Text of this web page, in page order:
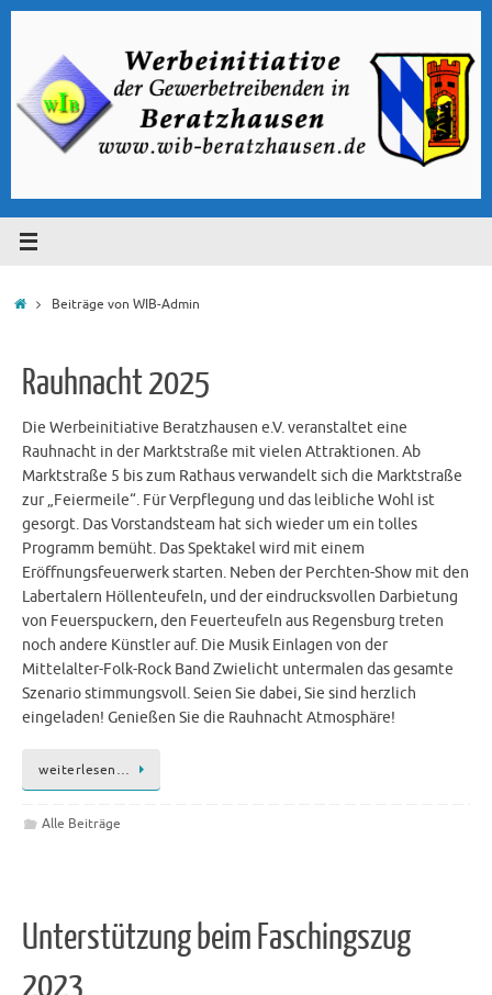
Zum
springen
StartBeiträge von WIB-Admin
Rauhnacht 2025
Die Werbeinitiative Beratzhausen e.V. veranstaltet eine
Rauhnacht in der Marktstraße mit vielen Attraktionen. Ab
Marktstraße 5 bis zum Rathaus verwandelt sich die Marktstraße
zur „Feiermeile“. Für Verpflegung und das leibliche Wohl ist
gesorgt. Das Vorstandsteam hat sich wieder um ein tolles
Programm bemüht. Das Spektakel wird mit einem
Eröffnungsfeuerwerk starten. Neben der Perchten-Show mit den
Labertalern Höllenteufeln, und der eindrucksvollen Darbietung
von Feuerspuckern, den Feuerteufeln aus Regensburg treten
noch andere Künstler auf. Die Musik Einlagen von der
Mittelalter-Folk-Rock Band Zwielicht untermalen das gesamte
Szenario stimmungsvoll. Seien Sie dabei, Sie sind herzlich
eingeladen! Genießen Sie die Rauhnacht Atmosphäre!
weiterlesen…
Alle Beiträge
Unterstützung beim Faschingszug
2023